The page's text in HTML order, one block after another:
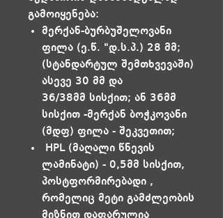
გამოიყენება:
მერქან-ბურბუშელოვანი
ფილა (ე.წ. "დ.ს.პ.) 28 მმ;
(სტანდარტულ შემთხვევაში)
ასევე 30 მმ და
36/38მმ სისქით; ან 36მმ
სისქით -მერქან ბოჭკოვანი
(მდფ) ფილა - შეკვეთით;
HPL (მაღალი წნევის
ლამინატი) - 0,5მმ სისქით,
პოსტფორმირებადი ,
რომელიც მეტი გამძლეობის
მიზნით დაფარულია